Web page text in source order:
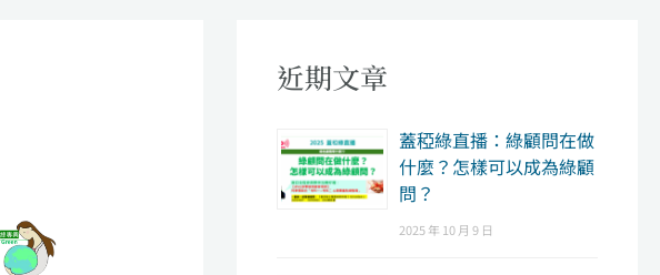
近期文章
​蓋稏綠直播：綠顧問在做
什麼？怎樣可以成為綠顧
問？
2025 年 10 月 9 日